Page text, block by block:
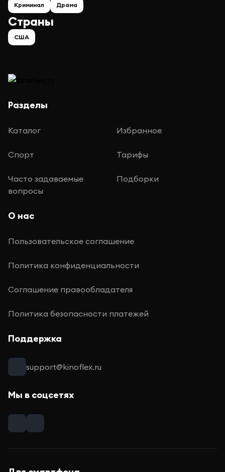
Страны
США
Криминал Драма
Разделы
Каталог Избранное
Спорт Тарифы
Часто задаваемые
вопросы
Подборки
О нас
Пользовательское соглашение
Политика конфиденциальности
Соглашение правообладателя
Политика безопасности платежей
Поддержка
support@kinoflex.ru
Мы в соцсетях